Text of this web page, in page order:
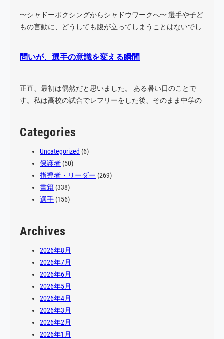
〜シャドーボクシングからシャドウワークへ〜 選手や子ど
もの言動に、どうしても腹が立ってしまうことはないでし
問いが、選手の意識を変える瞬間
正直、最初は偶然だと思いました。 ある暑い日のことで
す。私は高校の試合でレフリーをした後、そのまま中学の
Categories
Uncategorized (6)
保護者 (50)
指導者・リーダー (269)
書籍 (338)
選手 (156)
Archives
2026年8月
2026年7月
2026年6月
2026年5月
2026年4月
2026年3月
2026年2月
2026年1月